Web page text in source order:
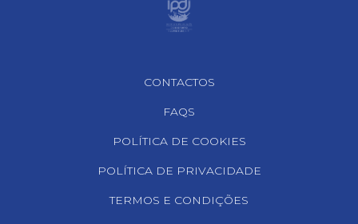
CONTACTOS
FAQS
POLÍTICA DE COOKIES
POLÍTICA DE PRIVACIDADE
TERMOS E CONDIÇÕES